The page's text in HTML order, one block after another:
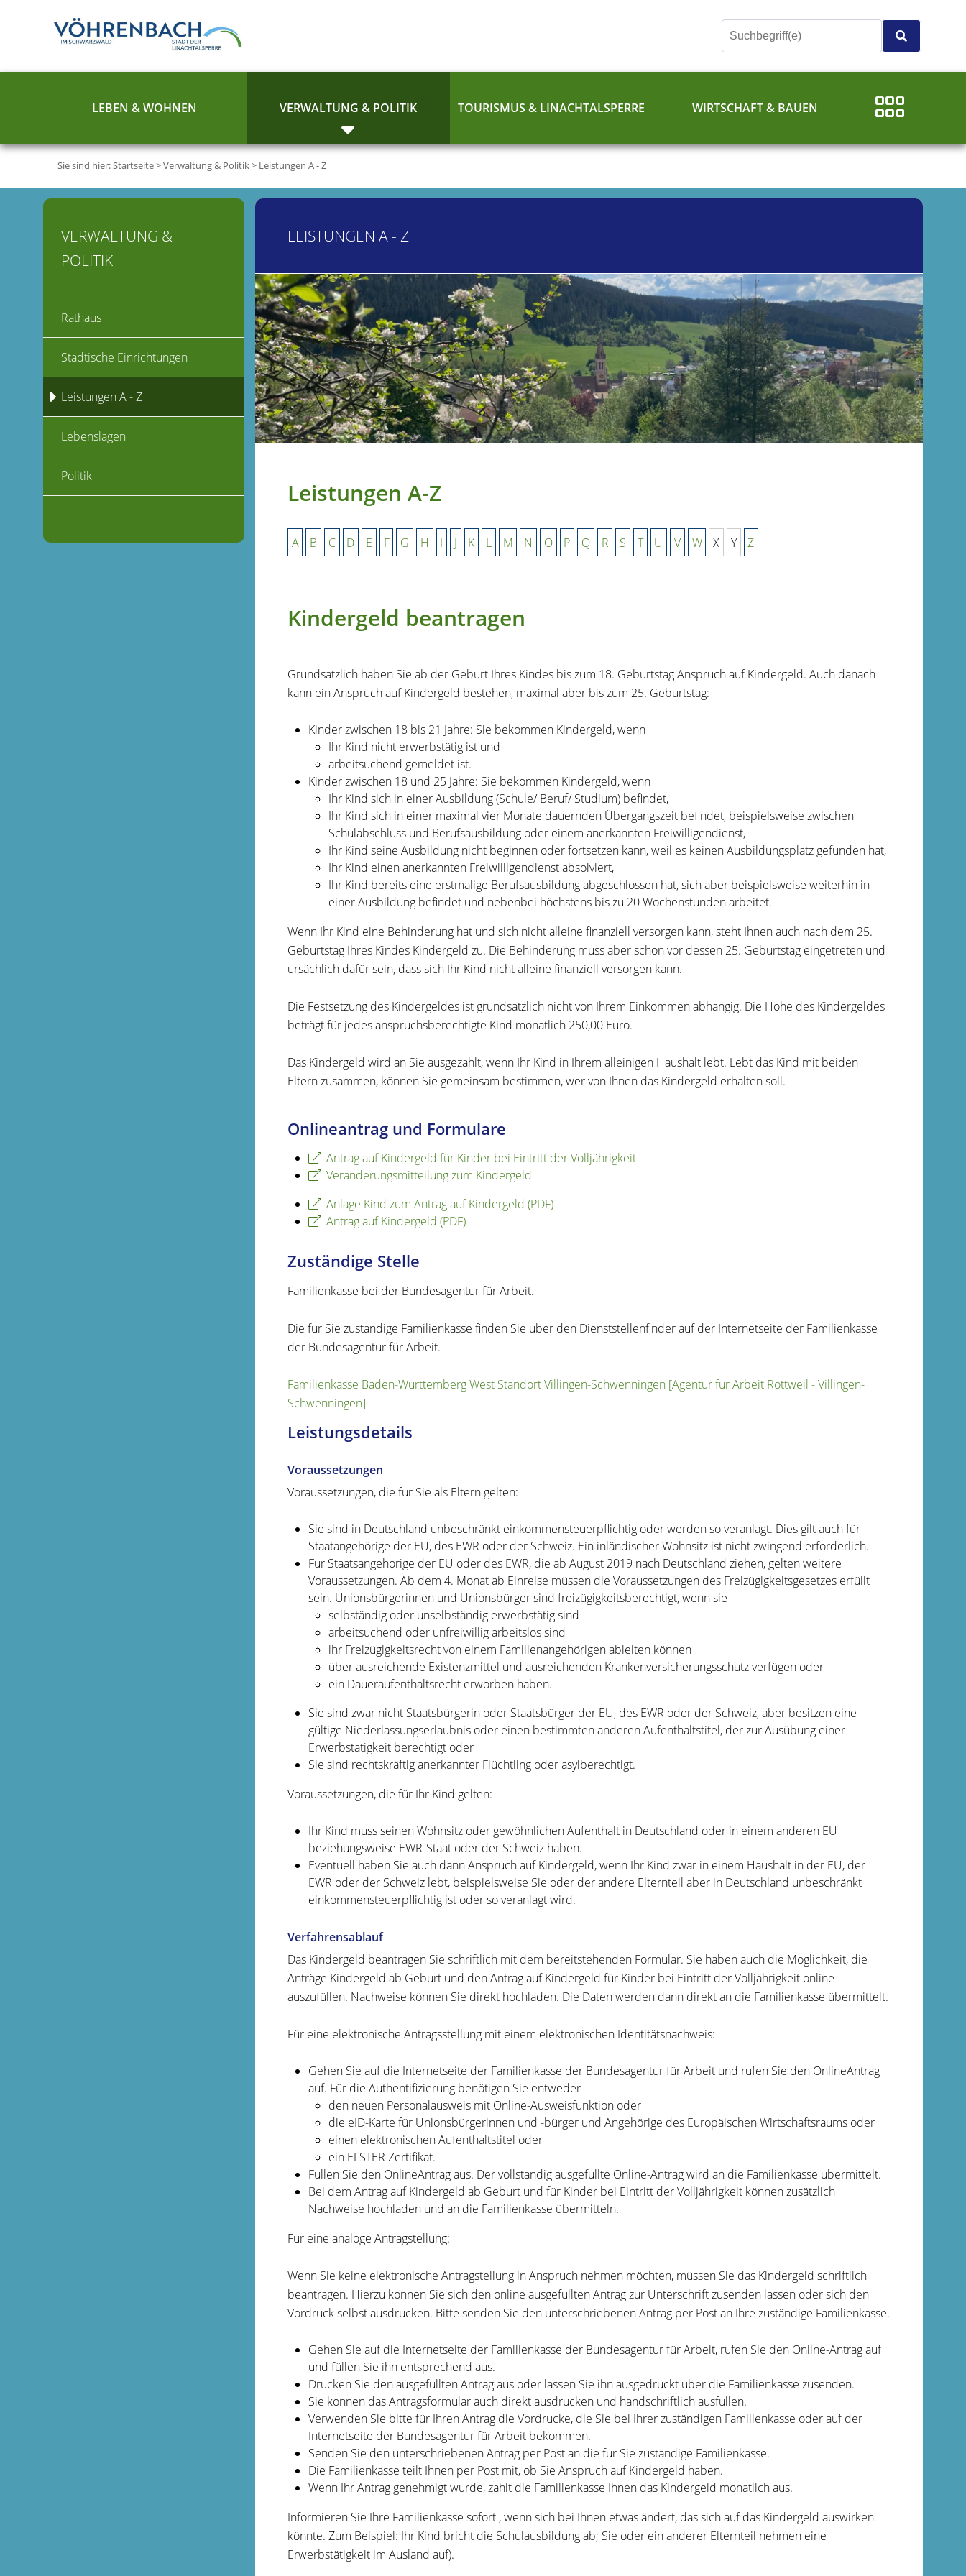
LEBEN & WOHNEN VERWALTUNG & POLITIK TOURISMUS & LINACHTALSPERRE WIRTSCHAFT & BAUEN
Sie sind hier:Startseite>Verwaltung & Politik> Leistungen A - Z
LEISTUNGEN A - Z
Leistungen A-Z
A B C D E F G H I J K L M N O P Q R S T U V W X Y Z
Kindergeld beantragen
Grundsätzlich haben Sie ab der Geburt Ihres Kindes bis zum 18. Geburtstag Anspruch auf Kindergeld. Auch danach
kann ein Anspruch auf Kindergeld bestehen, maximal aber bis zum 25. Geburtstag:
Kinder zwischen 18 bis 21 Jahre: Sie bekommen Kindergeld, wenn
Ihr Kind nicht erwerbstätig ist und
arbeitsuchend gemeldet ist.
Kinder zwischen 18 und 25 Jahre: Sie bekommen Kindergeld, wenn
Ihr Kind sich in einer Ausbildung (Schule/ Beruf/ Studium) befindet,
Ihr Kind sich in einer maximal vier Monate dauernden Übergangszeit befindet, beispielsweise zwischen
Schulabschluss und Berufsausbildung oder einem anerkannten Freiwilligendienst,
Ihr Kind seine Ausbildung nicht beginnen oder fortsetzen kann, weil es keinen Ausbildungsplatz gefunden hat,
Ihr Kind einen anerkannten Freiwilligendienst absolviert,
Ihr Kind bereits eine erstmalige Berufsausbildung abgeschlossen hat, sich aber beispielsweise weiterhin in
einer Ausbildung befindet und nebenbei höchstens bis zu 20 Wochenstunden arbeitet.
Wenn Ihr Kind eine Behinderung hat und sich nicht alleine finanziell versorgen kann, steht Ihnen auch nach dem 25.
Geburtstag Ihres Kindes Kindergeld zu. Die Behinderung muss aber schon vor dessen 25. Geburtstag eingetreten und
ursächlich dafür sein, dass sich Ihr Kind nicht alleine finanziell versorgen kann.
Die Festsetzung des Kindergeldes ist grundsätzlich nicht von Ihrem Einkommen abhängig. Die Höhe des Kindergeldes
beträgt für jedes anspruchsberechtigte Kind monatlich 250,00 Euro.
Das Kindergeld wird an Sie ausgezahlt, wenn Ihr Kind in Ihrem alleinigen Haushalt lebt. Lebt das Kind mit beiden
Eltern zusammen, können Sie gemeinsam bestimmen, wer von Ihnen das Kindergeld erhalten soll.
Onlineantrag und Formulare
Antrag auf Kindergeld für Kinder bei Eintritt der Volljährigkeit
Veränderungsmitteilung zum Kindergeld
Anlage Kind zum Antrag auf Kindergeld (PDF)
Antrag auf Kindergeld (PDF)
Zuständige Stelle
Familienkasse bei der Bundesagentur für Arbeit.
Die für Sie zuständige Familienkasse finden Sie über den Dienststellenfinder auf der Internetseite der Familienkasse
der Bundesagentur für Arbeit.
Familienkasse Baden-Württemberg West Standort Villingen-Schwenningen [Agentur für Arbeit Rottweil - Villingen-
Schwenningen]
Leistungsdetails
Voraussetzungen
Voraussetzungen, die für Sie als Eltern gelten:
Sie sind in Deutschland unbeschränkt einkommensteuerpflichtig oder werden so veranlagt. Dies gilt auch für
Staatangehörige der EU, des EWR oder der Schweiz. Ein inländischer Wohnsitz ist nicht zwingend erforderlich.
Für Staatsangehörige der EU oder des EWR, die ab August 2019 nach Deutschland ziehen, gelten weitere
Voraussetzungen. Ab dem 4. Monat ab Einreise müssen die Voraussetzungen des Freizügigkeitsgesetzes erfüllt
sein. Unionsbürgerinnen und Unionsbürger sind freizügigkeitsberechtigt, wenn sie
selbständig oder unselbständig erwerbstätig sind
arbeitsuchend oder unfreiwillig arbeitslos sind
ihr Freizügigkeitsrecht von einem Familienangehörigen ableiten können
über ausreichende Existenzmittel und ausreichenden Krankenversicherungsschutz verfügen oder
ein Daueraufenthaltsrecht erworben haben.
Sie sind zwar nicht Staatsbürgerin oder Staatsbürger der EU, des EWR oder der Schweiz, aber besitzen eine
gültige Niederlassungserlaubnis oder einen bestimmten anderen Aufenthaltstitel, der zur Ausübung einer
Erwerbstätigkeit berechtigt oder
Sie sind rechtskräftig anerkannter Flüchtling oder asylberechtigt.
Voraussetzungen, die für Ihr Kind gelten:
Ihr Kind muss seinen Wohnsitz oder gewöhnlichen Aufenthalt in Deutschland oder in einem anderen EU
beziehungsweise EWR-Staat oder der Schweiz haben.
Eventuell haben Sie auch dann Anspruch auf Kindergeld, wenn Ihr Kind zwar in einem Haushalt in der EU, der
EWR oder der Schweiz lebt, beispielsweise Sie oder der andere Elternteil aber in Deutschland unbeschränkt
einkommensteuerpflichtig ist oder so veranlagt wird.
Verfahrensablauf
Das Kindergeld beantragen Sie schriftlich mit dem bereitstehenden Formular. Sie haben auch die Möglichkeit, die
Anträge Kindergeld ab Geburt und den Antrag auf Kindergeld für Kinder bei Eintritt der Volljährigkeit online
auszufüllen. Nachweise können Sie direkt hochladen. Die Daten werden dann direkt an die Familienkasse übermittelt.
Für eine elektronische Antragsstellung mit einem elektronischen Identitätsnachweis:
Gehen Sie auf die Internetseite der Familienkasse der Bundesagentur für Arbeit und rufen Sie den OnlineAntrag
auf. Für die Authentifizierung benötigen Sie entweder
den neuen Personalausweis mit Online-Ausweisfunktion oder
die eID-Karte für Unionsbürgerinnen und -bürger und Angehörige des Europäischen Wirtschaftsraums oder
einen elektronischen Aufenthaltstitel oder
ein ELSTER Zertifikat.
Füllen Sie den OnlineAntrag aus. Der vollständig ausgefüllte Online-Antrag wird an die Familienkasse übermittelt.
Bei dem Antrag auf Kindergeld ab Geburt und für Kinder bei Eintritt der Volljährigkeit können zusätzlich
Nachweise hochladen und an die Familienkasse übermitteln.
Für eine analoge Antragstellung:
Wenn Sie keine elektronische Antragstellung in Anspruch nehmen möchten, müssen Sie das Kindergeld schriftlich
beantragen. Hierzu können Sie sich den online ausgefüllten Antrag zur Unterschrift zusenden lassen oder sich den
Vordruck selbst ausdrucken. Bitte senden Sie den unterschriebenen Antrag per Post an Ihre zuständige Familienkasse.
Gehen Sie auf die Internetseite der Familienkasse der Bundesagentur für Arbeit, rufen Sie den Online-Antrag auf
und füllen Sie ihn entsprechend aus.
Drucken Sie den ausgefüllten Antrag aus oder lassen Sie ihn ausgedruckt über die Familienkasse zusenden.
Sie können das Antragsformular auch direkt ausdrucken und handschriftlich ausfüllen.
Verwenden Sie bitte für Ihren Antrag die Vordrucke, die Sie bei Ihrer zuständigen Familienkasse oder auf der
Internetseite der Bundesagentur für Arbeit bekommen.
Senden Sie den unterschriebenen Antrag per Post an die für Sie zuständige Familienkasse.
Die Familienkasse teilt Ihnen per Post mit, ob Sie Anspruch auf Kindergeld haben.
Wenn Ihr Antrag genehmigt wurde, zahlt die Familienkasse Ihnen das Kindergeld monatlich aus.
Informieren Sie Ihre Familienkasse sofort , wenn sich bei Ihnen etwas ändert, das sich auf das Kindergeld auswirken
könnte. Zum Beispiel: Ihr Kind bricht die Schulausbildung ab; Sie oder ein anderer Elternteil nehmen eine
Erwerbstätigkeit im Ausland auf).
VERWALTUNG &
POLITIK
Rathaus
Städtische Einrichtungen
Leistungen A - Z
Lebenslagen
Politik